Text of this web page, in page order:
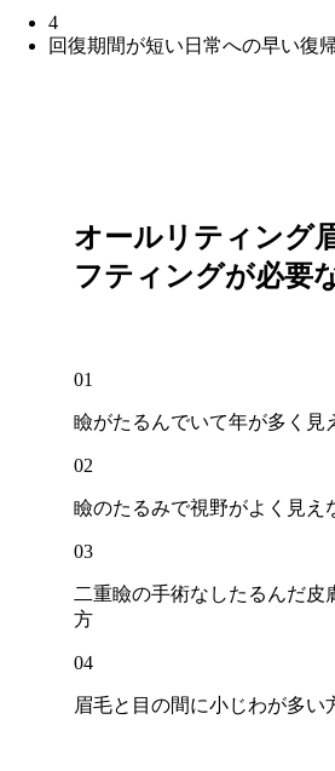
4
回復期間が短い日常への早い復
オールリティング
フティングが必要
01
瞼がたるんでいて年が多く見
02
瞼のたるみで視野がよく見え
03
二重瞼の手術なしたるんだ皮
方
04
眉毛と目の間に小じわが多い